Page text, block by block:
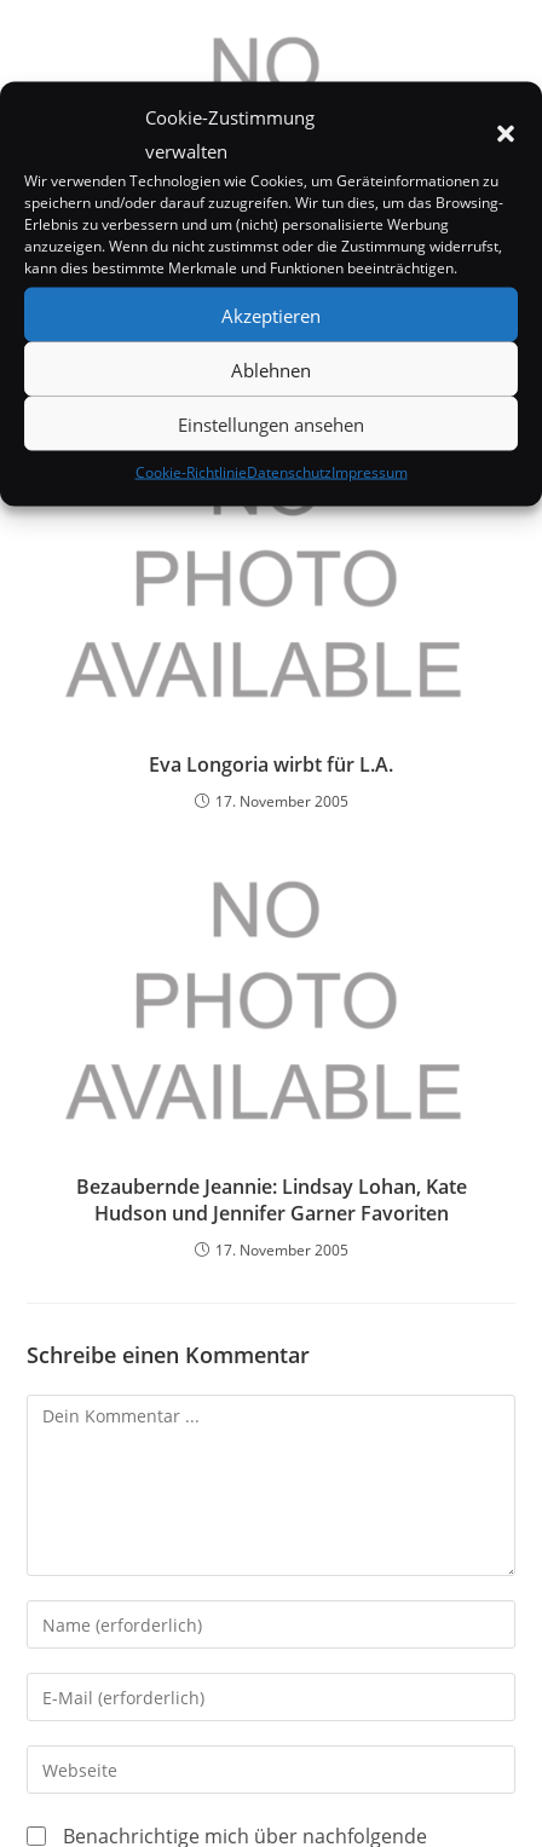
Cookie-Zustimmung
verwalten
Wir verwenden Technologien wie Cookies, um Geräteinformationen zu
speichern und/oder darauf zuzugreifen. Wir tun dies, um das Browsing-
Erlebnis zu verbessern und um (nicht) personalisierte Werbung
anzuzeigen. Wenn du nicht zustimmst oder die Zustimmung widerrufst,
kann dies bestimmte Merkmale und Funktionen beeinträchtigen.
Akzeptieren
Ablehnen
Einstellungen ansehen
Cookie-RichtlinieDatenschutzImpressum
Pete Wentz spricht über Sex mit Ashlee Simpson
19. Dezember 2008
Eva Longoria wirbt für L.A.
17. November 2005
Bezaubernde Jeannie: Lindsay Lohan, Kate
Hudson und Jennifer Garner Favoriten
17. November 2005
Schreibe einen Kommentar
Kommentieren
Gib
deinen
Namen
oder
Benutzernamen
zum
ein
Gib
deine
E-
Mail-
Gib
deine
Website-
Benachrichtige mich über nachfolgende